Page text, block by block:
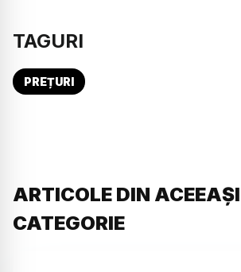
TAGURI
PREȚURI
ARTICOLE DIN ACEEAȘI
CATEGORIE